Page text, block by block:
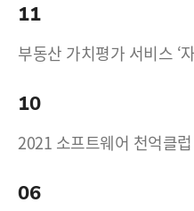
11
부동산 가치평가 서비스 ‘
10
2021 소프트웨어 천억클
06